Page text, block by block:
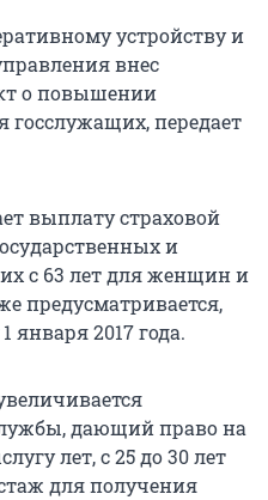
устройству и
внес
о повышении
госслужащих, передает
выплату страховой
и
с 63 лет для женщин и
предусматривается,
января 2017 года.
дающий право на
лет, с 25 до 30 лет
для получения